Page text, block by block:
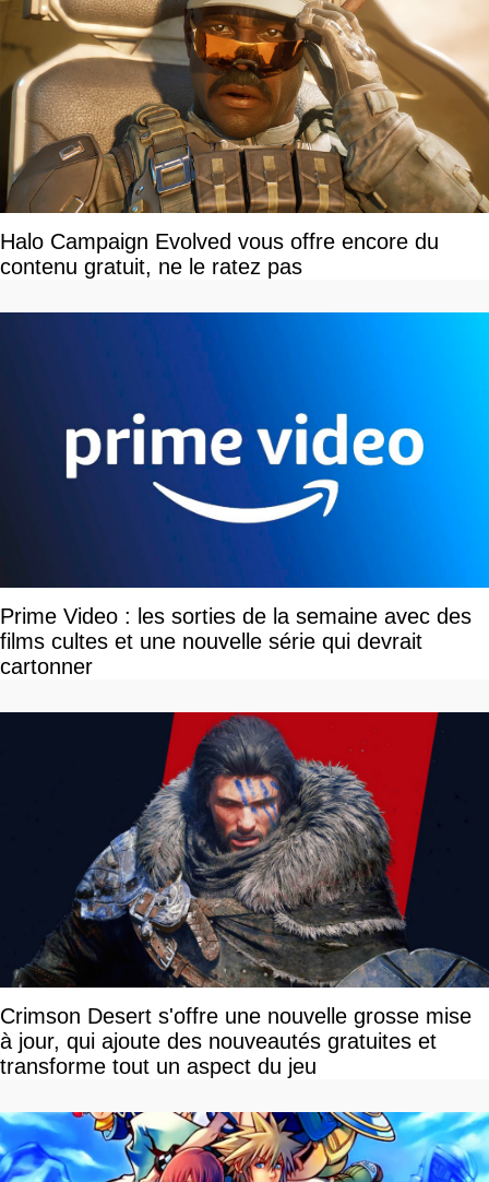
Halo Campaign Evolved vous offre encore du
contenu gratuit, ne le ratez pas
Prime Video : les sorties de la semaine avec des
films cultes et une nouvelle série qui devrait
cartonner
Crimson Desert s'offre une nouvelle grosse mise
à jour, qui ajoute des nouveautés gratuites et
transforme tout un aspect du jeu